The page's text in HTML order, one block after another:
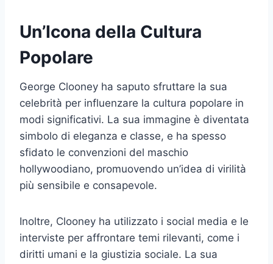
Un’Icona della Cultura
Popolare
George Clooney ha saputo sfruttare la sua
celebrità per influenzare la cultura popolare in
modi significativi. La sua immagine è diventata
simbolo di eleganza e classe, e ha spesso
sfidato le convenzioni del maschio
hollywoodiano, promuovendo un’idea di virilità
più sensibile e consapevole.
Inoltre, Clooney ha utilizzato i social media e le
interviste per affrontare temi rilevanti, come i
diritti umani e la giustizia sociale. La sua